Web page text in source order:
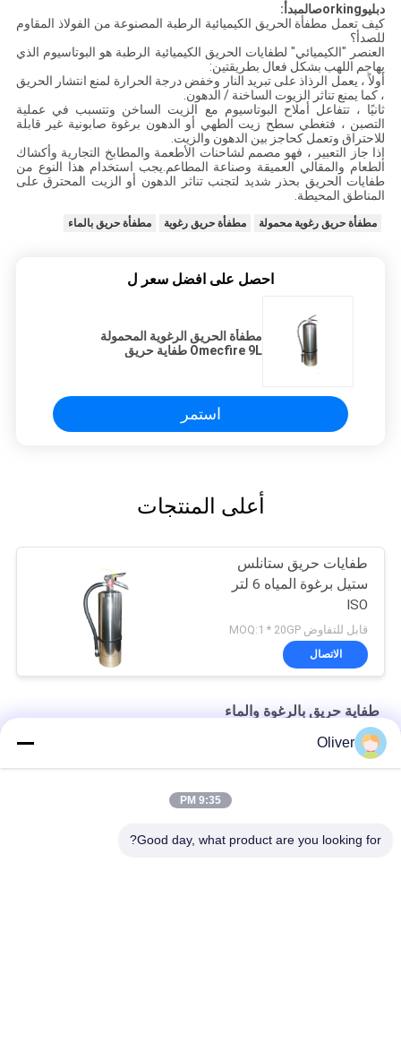
دبليوorkingصالمبدأ :
كيف تعمل مطفأة الحريق الكيميائية الرطبة المصنوعة من الفولاذ المقاوم
للصدأ؟
العنصر "الكيميائي" لطفايات الحريق الكيميائية الرطبة هو البوتاسيوم الذي
يهاجم اللهب بشكل فعال بطريقتين:
أولاً ، يعمل الرذاذ على تبريد النار وخفض درجة الحرارة لمنع انتشار الحريق
، كما يمنع تناثر الزيوت الساخنة / الدهون.
ثانيًا ، تتفاعل أملاح البوتاسيوم مع الزيت الساخن وتتسبب في عملية
التصبن ، فتغطي سطح زيت الطهي أو الدهون برغوة صابونية غير قابلة
للاحتراق وتعمل كحاجز بين الدهون والزيت.
إذا جاز التعبير ، فهو مصمم لشاحنات الأطعمة والمطابخ التجارية وأكشاك
الطعام والمقالي العميقة وصناعة المطاعم.يجب استخدام هذا النوع من
طفايات الحريق بحذر شديد لتجنب تناثر الدهون أو الزيت المحترق على
المناطق المحيطة.
مطفأة حريق رغوية محمولة مطفأة حريق رغوية مطفأة حريق بالماء
احصل على افضل سعر ل
مطفأة الحريق الرغوية المحمولة
Omecfire 9L طفاية حريق
استمر
أعلى المنتجات
طفايات حريق ستانلس
ستيل برغوة المياه 6 لتر
ISO
قابل للتفاوض MOQ:1 * 20GP
الاتصال
طفاية حريق بالرغوة والماء
6L Class K نوع طفاية حريق الفولاذ المقاوم للصدأ للمطبخ
Oliver
9:35 PM
Good day, what product are you looking for?